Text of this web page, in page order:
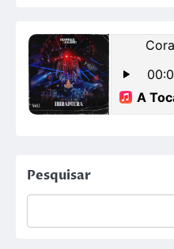
Pesquisar